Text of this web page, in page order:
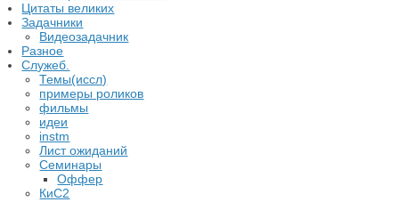
Цитаты великих
Задачники
Видеозадачник
Разное
Служеб.
Темы(иссл)
примеры роликов
фильмы
идеи
instm
Лист ожиданий
Семинары
Оффер
КиС2